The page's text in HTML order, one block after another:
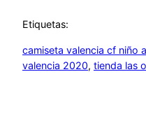
Etiquetas:
camiseta valencia cf niño
valencia 2020, tienda las